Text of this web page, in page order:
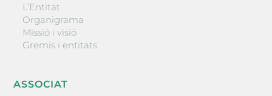
L’Entitat
Organigrama
Missió i visió
Gremis i entitats
ASSOCIAT